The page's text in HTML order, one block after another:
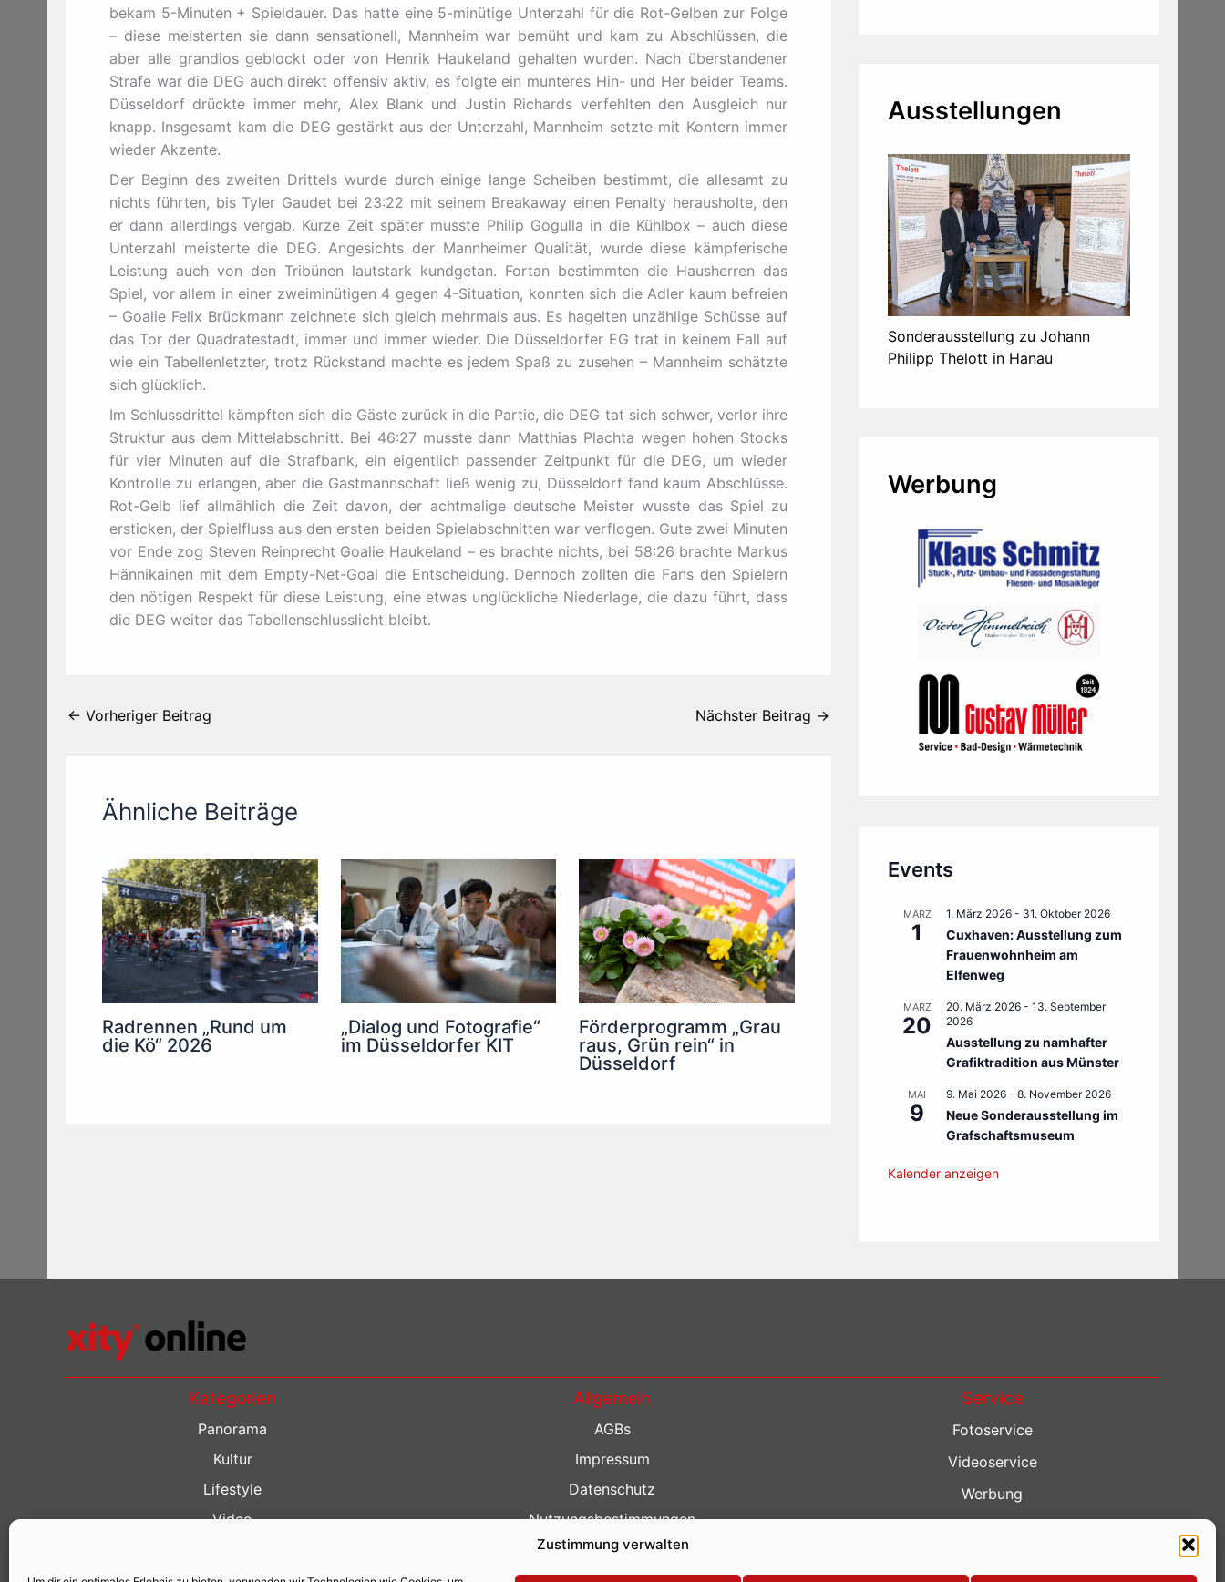
Zustimmung verwalten
bekam 5-Minuten + Spieldauer. Das hatte eine 5-minütige Unterzahl für die Rot-Gelben zur Folge
– diese meisterten sie dann sensationell, Mannheim war bemüht und kam zu Abschlüssen, die
aber alle grandios geblockt oder von Henrik Haukeland gehalten wurden. Nach überstandener
Strafe war die DEG auch direkt offensiv aktiv, es folgte ein munteres Hin- und Her beider Teams.
Düsseldorf drückte immer mehr, Alex Blank und Justin Richards verfehlten den Ausgleich nur
knapp. Insgesamt kam die DEG gestärkt aus der Unterzahl, Mannheim setzte mit Kontern immer
wieder Akzente.
Der Beginn des zweiten Drittels wurde durch einige lange Scheiben bestimmt, die allesamt zu
nichts führten, bis Tyler Gaudet bei 23:22 mit seinem Breakaway einen Penalty herausholte, den
er dann allerdings vergab. Kurze Zeit später musste Philip Gogulla in die Kühlbox – auch diese
Unterzahl meisterte die DEG. Angesichts der Mannheimer Qualität, wurde diese kämpferische
Leistung auch von den Tribünen lautstark kundgetan. Fortan bestimmten die Hausherren das
Spiel, vor allem in einer zweiminütigen 4 gegen 4-Situation, konnten sich die Adler kaum befreien
– Goalie Felix Brückmann zeichnete sich gleich mehrmals aus. Es hagelten unzählige Schüsse auf
das Tor der Quadratestadt, immer und immer wieder. Die Düsseldorfer EG trat in keinem Fall auf
wie ein Tabellenletzter, trotz Rückstand machte es jedem Spaß zu zusehen – Mannheim schätzte
sich glücklich.
Im Schlussdrittel kämpften sich die Gäste zurück in die Partie, die DEG tat sich schwer, verlor ihre
Struktur aus dem Mittelabschnitt. Bei 46:27 musste dann Matthias Plachta wegen hohen Stocks
für vier Minuten auf die Strafbank, ein eigentlich passender Zeitpunkt für die DEG, um wieder
Kontrolle zu erlangen, aber die Gastmannschaft ließ wenig zu, Düsseldorf fand kaum Abschlüsse.
Rot-Gelb lief allmählich die Zeit davon, der achtmalige deutsche Meister wusste das Spiel zu
ersticken, der Spielfluss aus den ersten beiden Spielabschnitten war verflogen. Gute zwei Minuten
vor Ende zog Steven Reinprecht Goalie Haukeland – es brachte nichts, bei 58:26 brachte Markus
Hännikainen mit dem Empty-Net-Goal die Entscheidung. Dennoch zollten die Fans den Spielern
den nötigen Respekt für diese Leistung, eine etwas unglückliche Niederlage, die dazu führt, dass
die DEG weiter das Tabellenschlusslicht bleibt.
← Vorheriger Beitrag Nächster Beitrag →
Ähnliche Beiträge
Radrennen „Rund um
die Kö“ 2026
„Dialog und Fotografie“
im Düsseldorfer KIT
Förderprogramm „Grau
raus, Grün rein“ in
Düsseldorf
Ausstellungen
Sonderausstellung zu Johann
Philipp Thelott in Hanau
Werbung
Events
MÄRZ
1
1. März 2026 - 31. Oktober 2026
Cuxhaven: Ausstellung zum
Frauenwohnheim am
Elfenweg
MÄRZ
20
20. März 2026 - 13. September
2026
Ausstellung zu namhafter
Grafiktradition aus Münster
MAI
9
9. Mai 2026 - 8. November 2026
Neue Sonderausstellung im
Grafschaftsmuseum
Kalender anzeigen
Kategorien
Panorama
Kultur
Lifestyle
Video
Allgemein
AGBs
Impressum
Datenschutz
Nutzungsbestimmungen
Kontakt
Service
Fotoservice
Videoservice
Werbung